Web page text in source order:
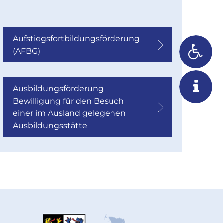
Aufstiegsfortbildungsförderung
(AFBG)
Ausbildungsförderung
Bewilligung für den Besuch
einer im Ausland gelegenen
Ausbildungsstätte